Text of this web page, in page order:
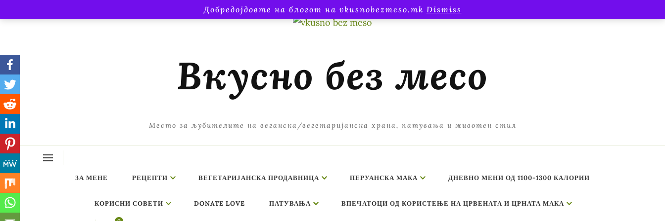
Добредојдовте на блогот на vkusnobezmeso.mk Dismiss
Вкусно без месо
Место за љубителите на веганска/вегетаријанска храна, патувања и животен стил
ЗА МЕНЕ РЕЦЕПТИ ВЕГЕТАРИЈАНСКА ПРОДАВНИЦА ПЕРУАНСКА МАКА ДНЕВНО МЕНИ ОД 1100-1300 КАЛОРИИ
КОРИСНИ СОВЕТИ DONATE LOVE ПАТУВАЊА ВПЕЧАТОЦИ ОД КОРИСТЕЊЕ НА ЦРВЕНАТА И ЦРНАТА МАКА